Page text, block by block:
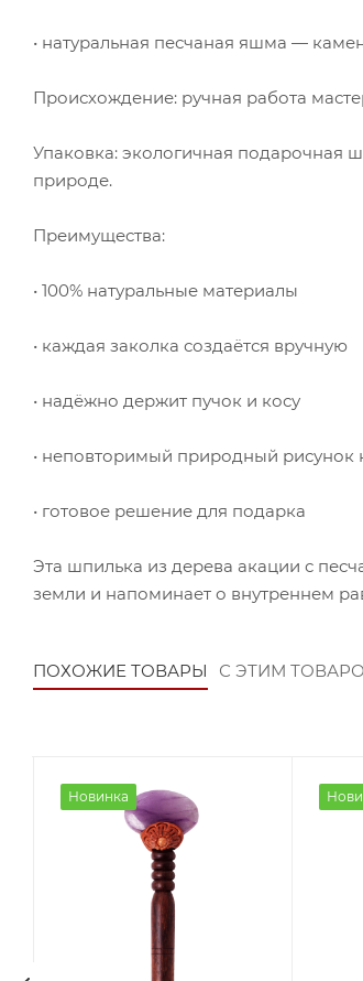
• натуральная песчаная яшма —
Происхождение: ручная работа
Упаковка: экологичная подарочная
природе.
Преимущества:
• 100% натуральные материалы
• каждая заколка создаётся вручную
• надёжно держит пучок и косу
• неповторимый природный рисунок
• готовое решение для подарка
Эта шпилька из дерева акации с
земли и напоминает о внутреннем
ПОХОЖИЕ ТОВАРЫ С ЭТИМ
Новинка